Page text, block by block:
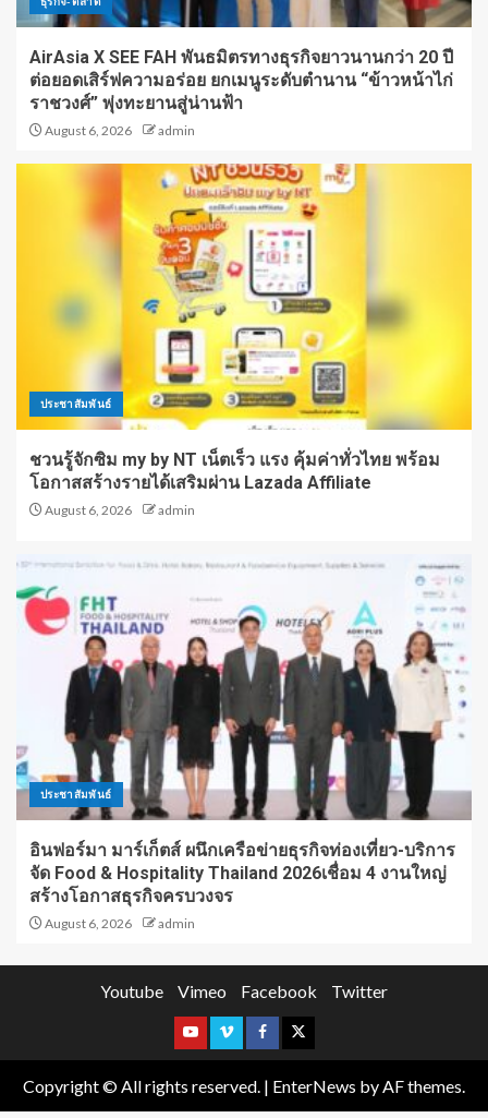
AirAsia X SEE FAH พันธมิตรทางธุรกิจยาวนานกว่า 20 ปี
ต่อยอดเสิร์ฟความอร่อย ยกเมนูระดับตำนาน “ข้าวหน้าไก่
ราชวงศ์” พุ่งทะยานสู่น่านฟ้า
August 6, 2026 admin
ประชาสัมพันธ์
ชวนรู้จักซิม my by NT เน็ตเร็ว แรง คุ้มค่าทั่วไทย พร้อม
โอกาสสร้างรายได้เสริมผ่าน Lazada Affiliate
August 6, 2026 admin
ประชาสัมพันธ์
อินฟอร์มา มาร์เก็ตส์ ผนึกเครือข่ายธุรกิจท่องเที่ยว-บริการ
จัด Food & Hospitality Thailand 2026เชื่อม 4 งานใหญ่
สร้างโอกาสธุรกิจครบวงจร
August 6, 2026 admin
Youtube Vimeo Facebook Twitter
Copyright © All rights reserved. | EnterNews by AF themes.